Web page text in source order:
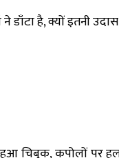
है, क्यों इतनी
चिबुक, कपोलों पर